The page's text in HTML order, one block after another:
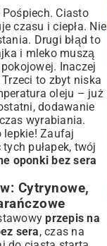
Ciasto
czasu i ciepła. Nie
Drugi błąd to
i mleko muszą
Inaczej
to zbyt niska
oleju – już
dodawanie
wyrabiania.
lepkie! Zaufaj
pułapek, twój
oponki bez sera
Cytrynowe,
przepis na
sera, czas na